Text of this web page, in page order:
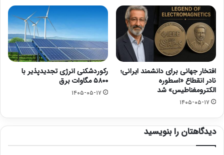
افتخار جهانی برای دانشمند ایرانی؛
نادر انقطاع «اسطوره
الکترومغناطیس» شد
۱۴۰۵-۰۵-۱۷
رکوردشکنی انرژی تجدیدپذیر با
۵۸۰۰ مگاوات برق
۱۴۰۵-۰۵-۱۷
دیدگاهتان را بنویسید